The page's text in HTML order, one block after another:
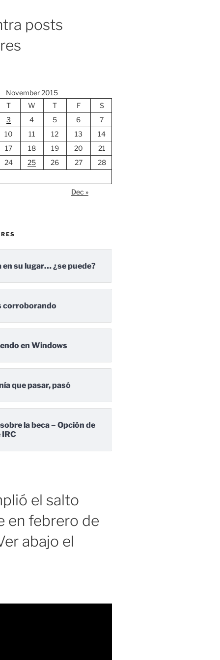
posts
November 2015
T
W T F
S
3
4 5 6
7
10
11 12 13
14
17
18 19 20
21
24
25 26 27 28
Dec »
en su lugar… ¿se puede?
corroborando
en Windows
que pasar, pasó
la beca – Opción de
el salto
en febrero de
abajo el